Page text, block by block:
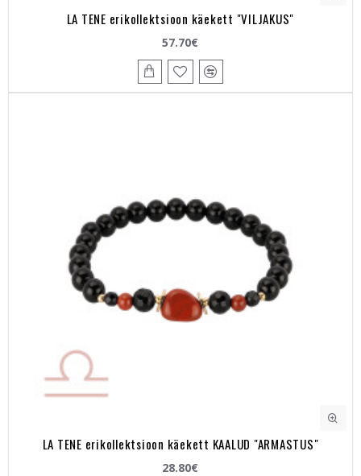
LA TENE erikollektsioon käekett "VILJAKUS"
57.70€
LA TENE erikollektsioon käekett KAALUD "ARMASTUS"
28.80€